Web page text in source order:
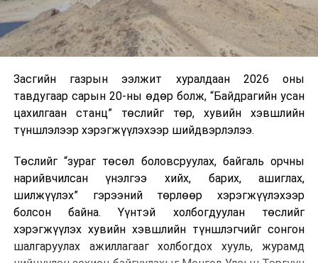
Засгийн газрын ээлжит хуралдаан 2026 оны
тавдугаар сарын 20-ны өдөр болж, “Байдрагийн усан
цахилгаан станц” төслийг төр, хувийн хэвшлийн
түншлэлээр хэрэгжүүлэхээр шийдвэрлэлээ.
Төслийг “зураг төсөл боловсруулах, байгаль орчны
нарийвчилсан үнэлгээ хийх, барих, ашиглах,
шилжүүлэх” гэрээний төрлөөр хэрэгжүүлэхээр
болсон байна. Үүнтэй холбогдуулан төслийг
хэрэгжүүлэх хувийн хэвшлийн түншлэгчийг сонгон
шалгаруулах ажиллагааг холбогдох хууль, журамд